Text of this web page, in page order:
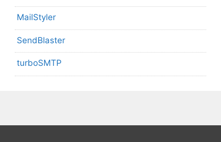
MailStyler
SendBlaster
turboSMTP